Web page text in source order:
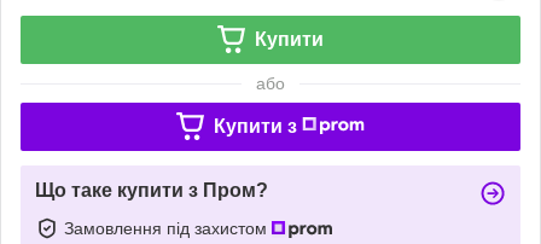
Купити
або
Купити з
Що таке купити з Пром?
Замовлення під захистом